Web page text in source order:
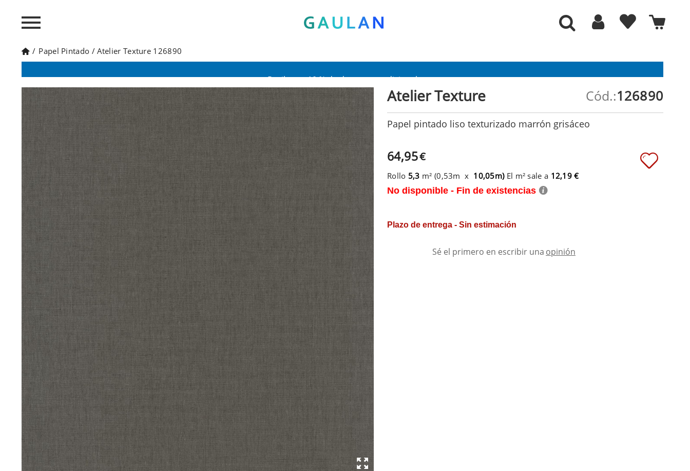
/ Papel Pintado / Atelier Texture 126890
Atelier Texture 126890
Cód.:
Papel pintado liso texturizado marrón grisáceo
64,95€
Rollo 5,3 m² (0,53m x 10,05m) El m² sale a 12,19 €
No disponible - Fin de existencias
Plazo de entrega - Sin estimación
Sé el primero en escribir una opinión